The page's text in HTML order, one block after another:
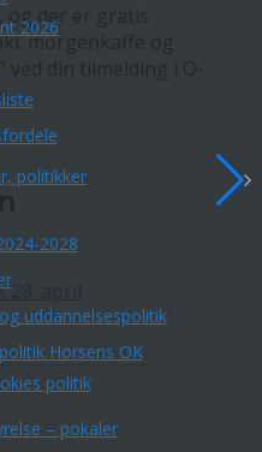
2026
politikker
2028
uddannelsespolitik
Horsens OK
politik
– pokaler
der er gratis
morgenkaffe og
ved din tilmelding i O-
april